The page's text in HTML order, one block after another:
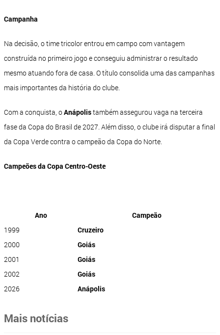
Campanha
Na decisão, o time tricolor entrou em campo com vantagem
construída no primeiro jogo e conseguiu administrar o resultado
mesmo atuando fora de casa. O título consolida uma das campanhas
mais importantes da história do clube.
Com a conquista, oAnápolistambém assegurou vaga na terceira
fase da Copa do Brasil de 2027. Além disso, o clube irá disputar a final
da Copa Verde contra o campeão da Copa do Norte.
Campeões da Copa Centro-Oeste
Ano
Campeão
1999
Cruzeiro
2000
Goiás
2001
Goiás
2002
Goiás
2026
Anápolis
Mais notícias